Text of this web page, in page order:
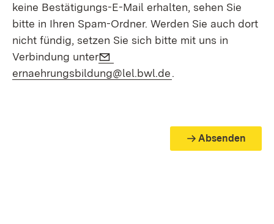
keine Bestätigungs-E-Mail erhalten, sehen Sie
bitte in Ihren Spam-Ordner. Werden Sie auch dort
nicht fündig, setzen Sie sich bitte mit uns in
Verbindung unter
ernaehrungsbildung@lel.bwl.de.
Absenden